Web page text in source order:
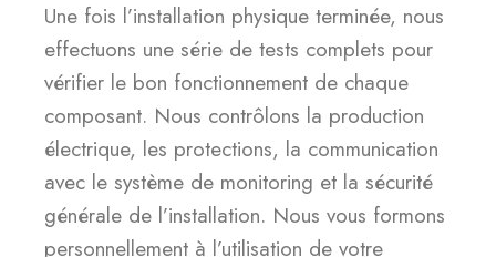
Une fois l’installation physique terminée, nous
effectuons une série de tests complets pour
vérifier le bon fonctionnement de chaque
composant. Nous contrôlons la production
électrique, les protections, la communication
avec le système de monitoring et la sécurité
générale de l’installation. Nous vous formons
personnellement à l’utilisation de votre